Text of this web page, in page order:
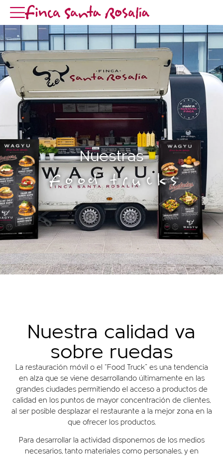
Nuestras
Food trucks
Nuestra calidad va
sobre ruedas
La restauración móvil o el “Food Truck” es una tendencia
en alza que se viene desarrollando últimamente en las
grandes ciudades permitiendo el acceso a productos de
calidad en los puntos de mayor concentración de clientes,
al ser posible desplazar el restaurante a la mejor zona en la
que ofrecer los productos.
Para desarrollar la actividad disponemos de los medios
necesarios, tanto materiales como personales, y en